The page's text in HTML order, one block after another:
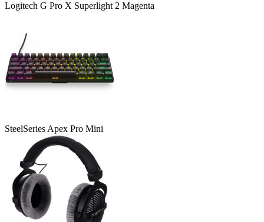
Logitech G Pro X Superlight 2 Magenta
SteelSeries Apex Pro Mini